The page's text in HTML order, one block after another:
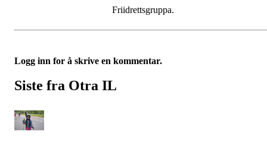
Friidrettsgruppa.
Logg inn for å skrive en kommentar.
Siste fra Otra IL